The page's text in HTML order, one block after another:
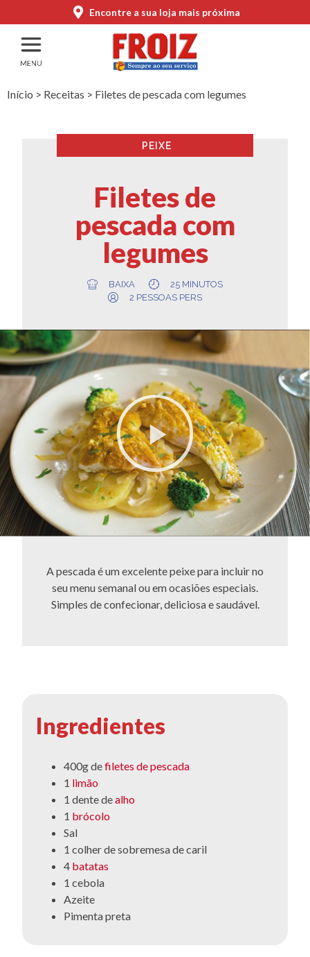
Encontre a sua loja mais próxima
Início > Receitas > Filetes de pescada com legumes
PEIXE
Filetes de
pescada com
legumes
BAIXA
25 MINUTOS
2 PESSOAS PERS
A pescada é um excelente peixe para incluir no
seu menu semanal ou em ocasiões especiais.
Simples de confecionar, deliciosa e saudável.
Ingredientes
400g defiletes de pescada
1 limão
1 dente dealho
1 brócolo
Sal
1 colher de sobremesa de caril
4 batatas
1 cebola
Azeite
Pimenta preta